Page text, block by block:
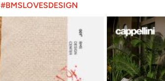
#BMSLOVESDESIGN